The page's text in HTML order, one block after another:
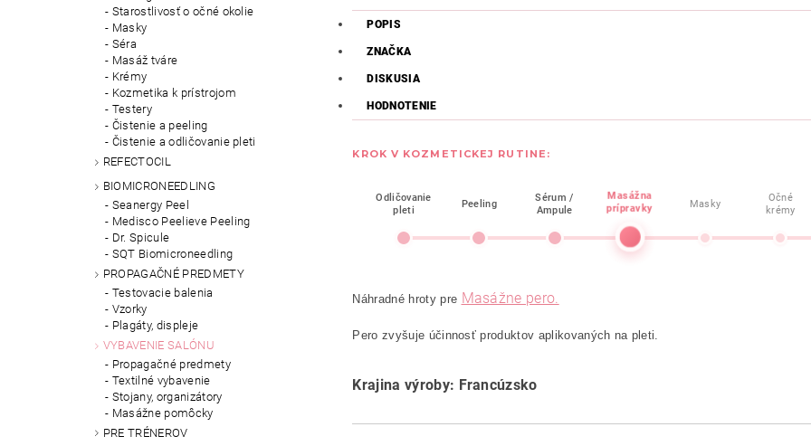
Starostlivosť o očné okolie
Masky
Séra
Masáž tváre
Krémy
Kozmetika k prístrojom
Testery
Čistenie a peeling
Čistenie a odličovanie pleti
REFECTOCIL
BIOMICRONEEDLING
Seanergy Peel
Medisco Peelieve Peeling
Dr. Spicule
SQT Biomicroneedling
PROPAGAČNÉ PREDMETY
Testovacie balenia
Vzorky
Plagáty, displeje
VYBAVENIE SALÓNU
Propagačné predmety
Textilné vybavenie
Stojany, organizátory
Masážne pomôcky
PRE TRÉNEROV
POPIS
ZNAČKA
DISKUSIA
HODNOTENIE
KROK V KOZMETICKEJ RUTINE:
Odličovanie
pleti
Peeling
Sérum /
Ampule
Masážna
prípravky Masky
Očné
krémy
Náhradné hroty pre Masážne pero.
Pero zvyšuje účinnosť produktov aplikovaných na pleti.
Krajina výroby: Francúzsko